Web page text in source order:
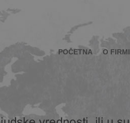
POČETNA O FIRMI